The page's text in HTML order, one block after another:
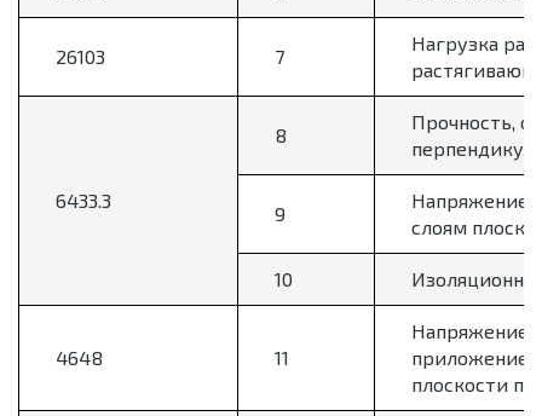
26103 7
Нагрузка
6433.3
8
Прочность,
9
Напряжение
слоям
10
4648 11
Напряжение
плоскости